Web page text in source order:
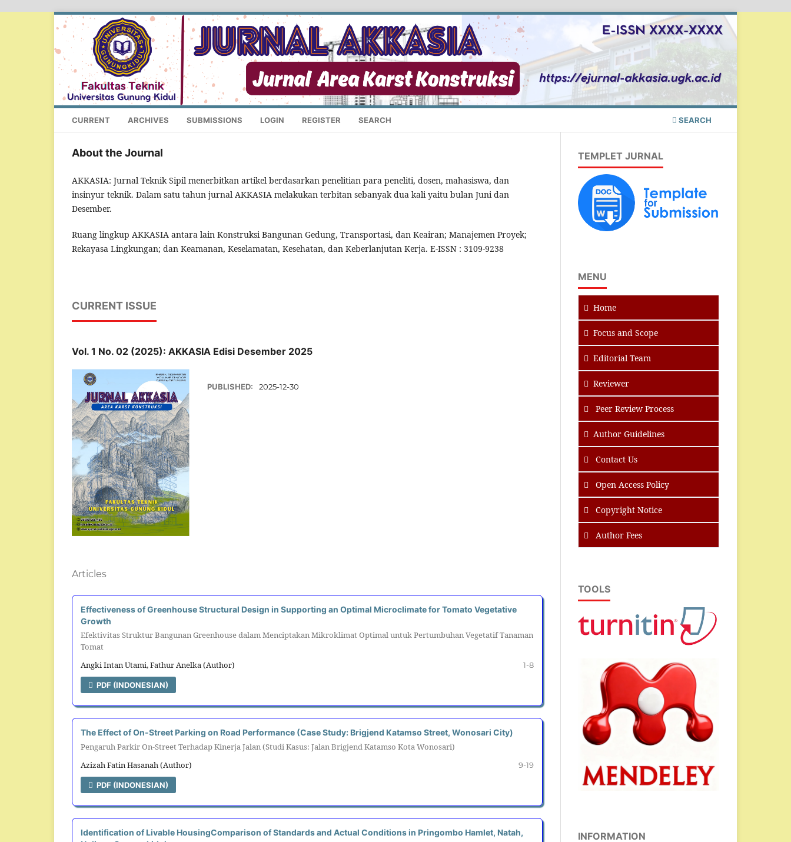
CURRENT ARCHIVES SUBMISSIONS LOGIN REGISTER SEARCH SEARCH
About the Journal
AKKASIA: Jurnal Teknik Sipil menerbitkan artikel berdasarkan penelitian para peneliti, dosen, mahasiswa, dan
insinyur teknik. Dalam satu tahun jurnal AKKASIA melakukan terbitan sebanyak dua kali yaitu bulan Juni dan
Desember.
Ruang lingkup AKKASIA antara lain Konstruksi Bangunan Gedung, Transportasi, dan Keairan; Manajemen Proyek;
Rekayasa Lingkungan; dan Keamanan, Keselamatan, Kesehatan, dan Keberlanjutan Kerja. E-ISSN : 3109-9238
CURRENT ISSUE
Vol. 1 No. 02 (2025): AKKASIA Edisi Desember 2025
PUBLISHED: 2025-12-30
Articles
Effectiveness of Greenhouse Structural Design in Supporting an Optimal Microclimate for Tomato Vegetative
Growth
Efektivitas Struktur Bangunan Greenhouse dalam Menciptakan Mikroklimat Optimal untuk Pertumbuhan Vegetatif Tanaman
Tomat
Angki Intan Utami, Fathur Anelka (Author)
1-8
PDF (INDONESIAN)
The Effect of On-Street Parking on Road Performance (Case Study: Brigjend Katamso Street, Wonosari City)
Pengaruh Parkir On-Street Terhadap Kinerja Jalan (Studi Kasus: Jalan Brigjend Katamso Kota Wonosari)
Azizah Fatin Hasanah (Author)
9-19
PDF (INDONESIAN)
Identification of Livable HousingComparison of Standards and Actual Conditions in Pringombo Hamlet, Natah,
TEMPLET JURNAL
MENU
Home
Focus and Scope
Editorial Team
Reviewer
Peer Review Process
Author Guidelines
Contact Us
Open Access Policy
Copyright Notice
Author Fees
TOOLS
INFORMATION